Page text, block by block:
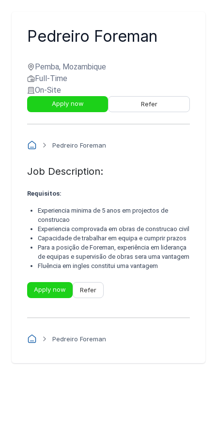
Pedreiro Foreman
Pemba, Mozambique
Full-Time
On-Site
Apply now Refer
Pedreiro Foreman
Job Description:
Requisitos:
Experiencia minima de 5 anos em projectos de
construcao
Experiencia comprovada em obras de construcao civil
Capacidade de trabalhar em equipa e cumprir prazos
Para a posição de Foreman, experiência em liderança
de equipas e supervisão de obras sera uma vantagem
Fluência em ingles constitui uma vantagem
Apply now Refer
Pedreiro Foreman